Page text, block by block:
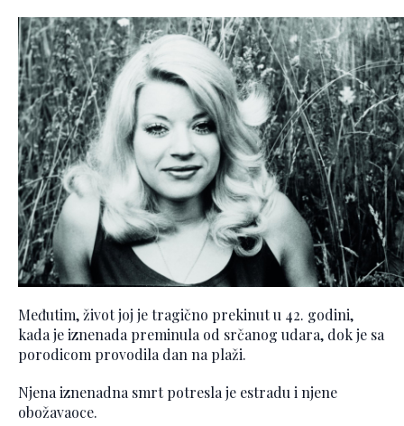
Međutim, život joj je tragično prekinut u 42. godini,
kada je iznenada preminula od srčanog udara, dok je sa
porodicom provodila dan na plaži.
Njena iznenadna smrt potresla je estradu i njene
obožavaoce.